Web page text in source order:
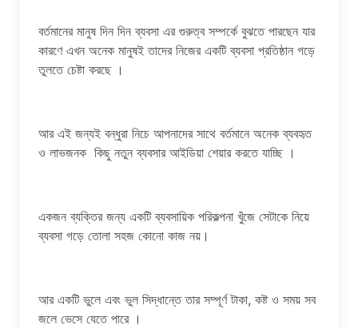
বর্তমানের মানুষ দিন দিন ব্যবসা এর গুরুত্ব সম্পর্কে বুঝতে পারছেন যার
কারণে এখন অনেক মানুষই তাদের নিজের একটি ব্যবসা প্রতিষ্ঠান গড়ে
তুলতে চেষ্টা করছে ।
আর এই জন্যই বন্ধুরা নিচে আপনাদের সাথে বর্তমানে অনেক ব্যবহৃত
ও লাভজনক কিছু নতুন ব্যবসার আইডিয়া শেয়ার করতে যাচ্ছি ।
একজন ব্যক্তির জন্য একটি ব্যবসায়িক পরিকল্পনা খুঁজে সেটাকে নিয়ে
ব্যবসা গড়ে তোলা সহজ কোনো কাজ নয়।
আর একটি ভুলে এবং ভুল সিদ্ধান্তে তার সম্পূর্ণ টাকা, কষ্ট ও সময় সব
জলে ভেসে যেতে পারে ।